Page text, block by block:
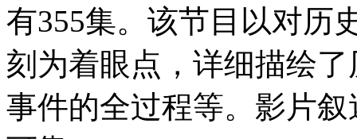
有355集。该节目以对历
刻为着眼点，详细描绘
事件的全过程等。影片